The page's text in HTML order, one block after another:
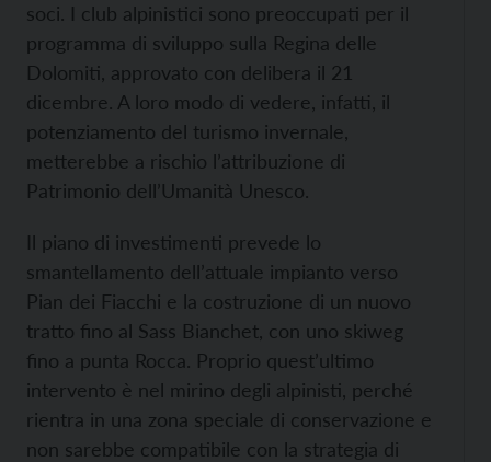
soci. I club alpinistici sono preoccupati per il
programma di sviluppo sulla Regina delle
Dolomiti, approvato con delibera il 21
dicembre. A loro modo di vedere, infatti, il
potenziamento del turismo invernale,
metterebbe a rischio l’attribuzione di
Patrimonio dell’Umanità Unesco.
Il piano di investimenti prevede lo
smantellamento dell’attuale impianto verso
Pian dei Fiacchi e la costruzione di un nuovo
tratto fino al Sass Bianchet, con uno skiweg
fino a punta Rocca. Proprio quest’ultimo
intervento è nel mirino degli alpinisti, perché
rientra in una zona speciale di conservazione e
non sarebbe compatibile con la strategia di